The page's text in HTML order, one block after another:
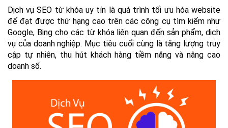
Dịch vụ SEO từ khóa uy tín là quá trình tối ưu hóa website
để đạt được thứ hạng cao trên các công cụ tìm kiếm như
Google, Bing cho các từ khóa liên quan đến sản phẩm, dịch
vụ của doanh nghiệp. Mục tiêu cuối cùng là tăng lượng truy
cập tự nhiên, thu hút khách hàng tiềm năng và nâng cao
doanh số.